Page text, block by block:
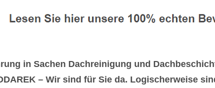
in Sachen Dachreinigung und
– Wir sind für Sie da. Logischerweise